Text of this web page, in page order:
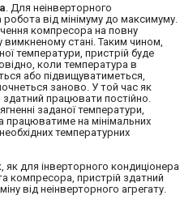
. Для неінверторного
від мінімуму до максимуму.
компресора на повну
вимкненому стані. Таким чином,
температури, пристрій буде
коли температура в
або підвищуватиметься,
заново. У той час як
працювати постійно.
заданої температури,
працюватиме на мінімальних
температурних
як для інверторного кондиціонера
компресора, пристрій здатний
від неінверторного агрегату.